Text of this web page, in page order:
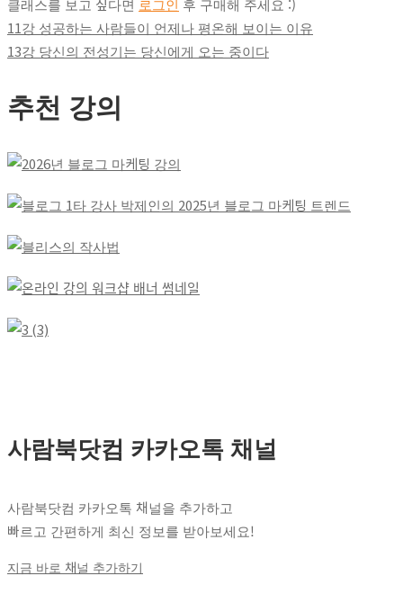
클래스를 보고 싶다면 로그인 후 구매해 주세요 :)
11강 성공하는 사람들이 언제나 평온해 보이는 이유
13강 당신의 전성기는 당신에게 오는 중이다
추천 강의
사람북닷컴 카카오톡 채널
사람북닷컴 카카오톡 채널을 추가하고
빠르고 간편하게 최신 정보를 받아보세요!
지금 바로 채널 추가하기